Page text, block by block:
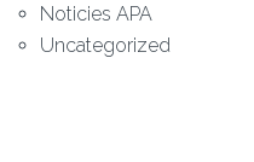
Noticies APA
Uncategorized